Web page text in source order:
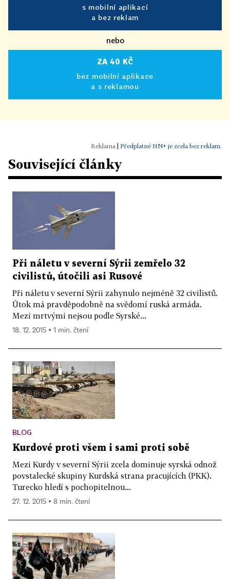
s mobilní aplikací
a bez reklam
nebo
ZA 40 KČ
bez mobilní aplikace
a s reklamou
Předplatné HN+ je zcela bez reklam.
Související články
Při náletu v severní Sýrii zemřelo 32
civilistů, útočili asi Rusové
Při náletu v severní Sýrii zahynulo nejméně 32 civilistů.
Útok má pravděpodobně na svědomí ruská armáda.
Mezi mrtvými nejsou podle Syrské...
18. 12. 2015 ▪ 1 min. čtení
BLOG
Kurdové proti všem i sami proti sobě
Mezi Kurdy v severní Sýrii zcela dominuje syrská odnož
povstalecké skupiny Kurdská strana pracujících (PKK).
Turecko hledí s pochopitelnou...
27. 12. 2015 ▪ 8 min. čtení